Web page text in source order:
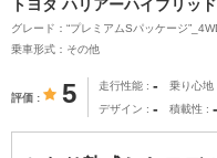
トヨタ ハリアーハイブリッド
グレード：“プレミアムSパッケージ
乗車形式：その他
評価 5 走行性能 - 乗り心地
デザイン - 積載性 -